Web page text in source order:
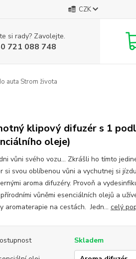
CZK
si rady? Zavolejte.
721 088 748
auta Strom života
klipový difuzér s 1
oleje)
vůni svého vozu... Zkrášli ho tímto
si svou oblíbenou vůni a vychutnej si
aroma difuzéry. Provoň a
vůněmi esenciálních olejů a
aromaterapie na cestách. Jedn... celý
Skladem